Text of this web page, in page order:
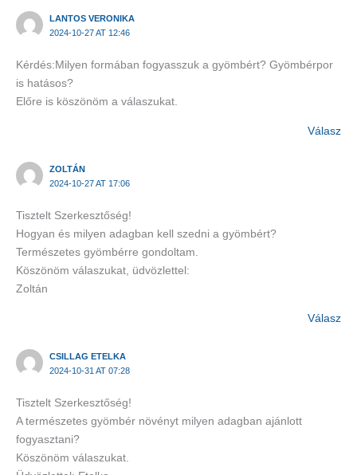
LANTOS VERONIKA
2024-10-27 AT 12:46
Kérdés:Milyen formában fogyasszuk a gyömbért? Gyömbérpor
is hatásos?
Előre is köszönöm a válaszukat.
Válasz
ZOLTÁN
2024-10-27 AT 17:06
Tisztelt Szerkesztőség!
Hogyan és milyen adagban kell szedni a gyömbért?
Természetes gyömbérre gondoltam.
Köszönöm válaszukat, üdvözlettel:
Zoltán
Válasz
CSILLAG ETELKA
2024-10-31 AT 07:28
Tisztelt Szerkesztőség!
A természetes gyömbér növényt milyen adagban ajánlott
fogyasztani?
Köszönöm válaszukat.